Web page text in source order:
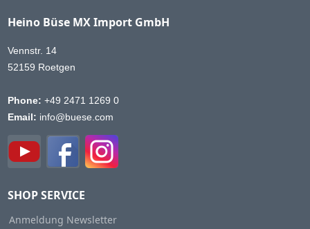
Heino Büse MX Import GmbH
Vennstr. 14
52159 Roetgen
Phone: +49 2471 1269 0
Email: info@buese.com
SHOP SERVICE
Anmeldung Newsletter